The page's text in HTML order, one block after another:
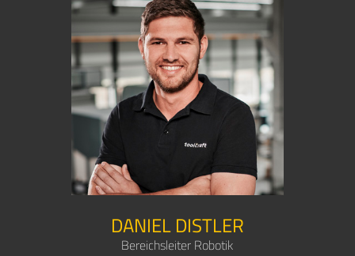
DANIEL DISTLER
Bereichsleiter Robotik